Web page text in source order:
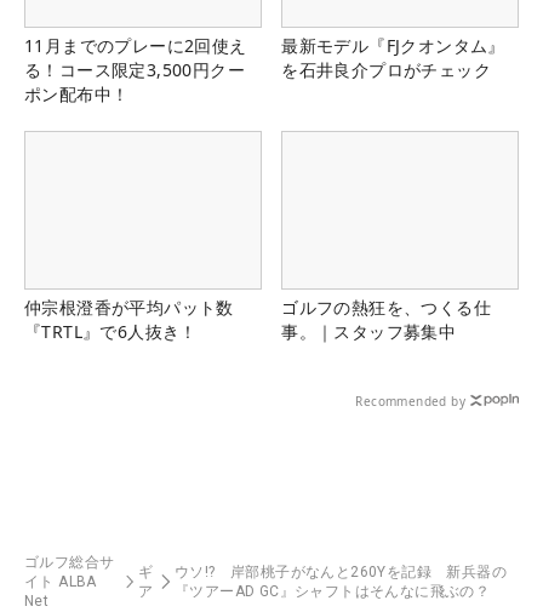
11月までのプレーに2回使え
る！コース限定3,500円クー
ポン配布中！
最新モデル『FJクオンタム』
を石井良介プロがチェック
仲宗根澄香が平均パット数
『TRTL』で6人抜き！
ゴルフの熱狂を、つくる仕
事。｜スタッフ募集中
Recommended by
ゴルフ総合サ
イト ALBA
Net
ギ
ア
ウソ!? 岸部桃子がなんと260Yを記録 新兵器の
『ツアーAD GC』シャフトはそんなに飛ぶの？